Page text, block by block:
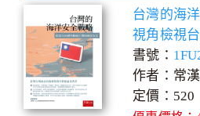
台灣的海
視角檢視
書號：
作者：常
定價：520